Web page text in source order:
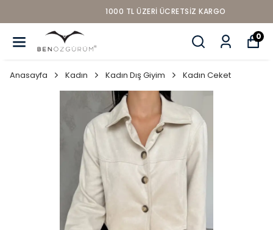
1000 TL ÜZERI ÜCRETSIZ KARGO
0
Anasayfa Kadın Kadın Dış Giyim Kadın Ceket